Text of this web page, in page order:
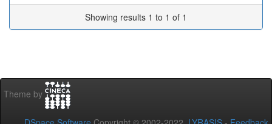
Showing results 1 to 1 of 1
Theme by